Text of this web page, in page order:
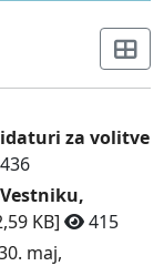
za volitve
436
KB]
415
maj,